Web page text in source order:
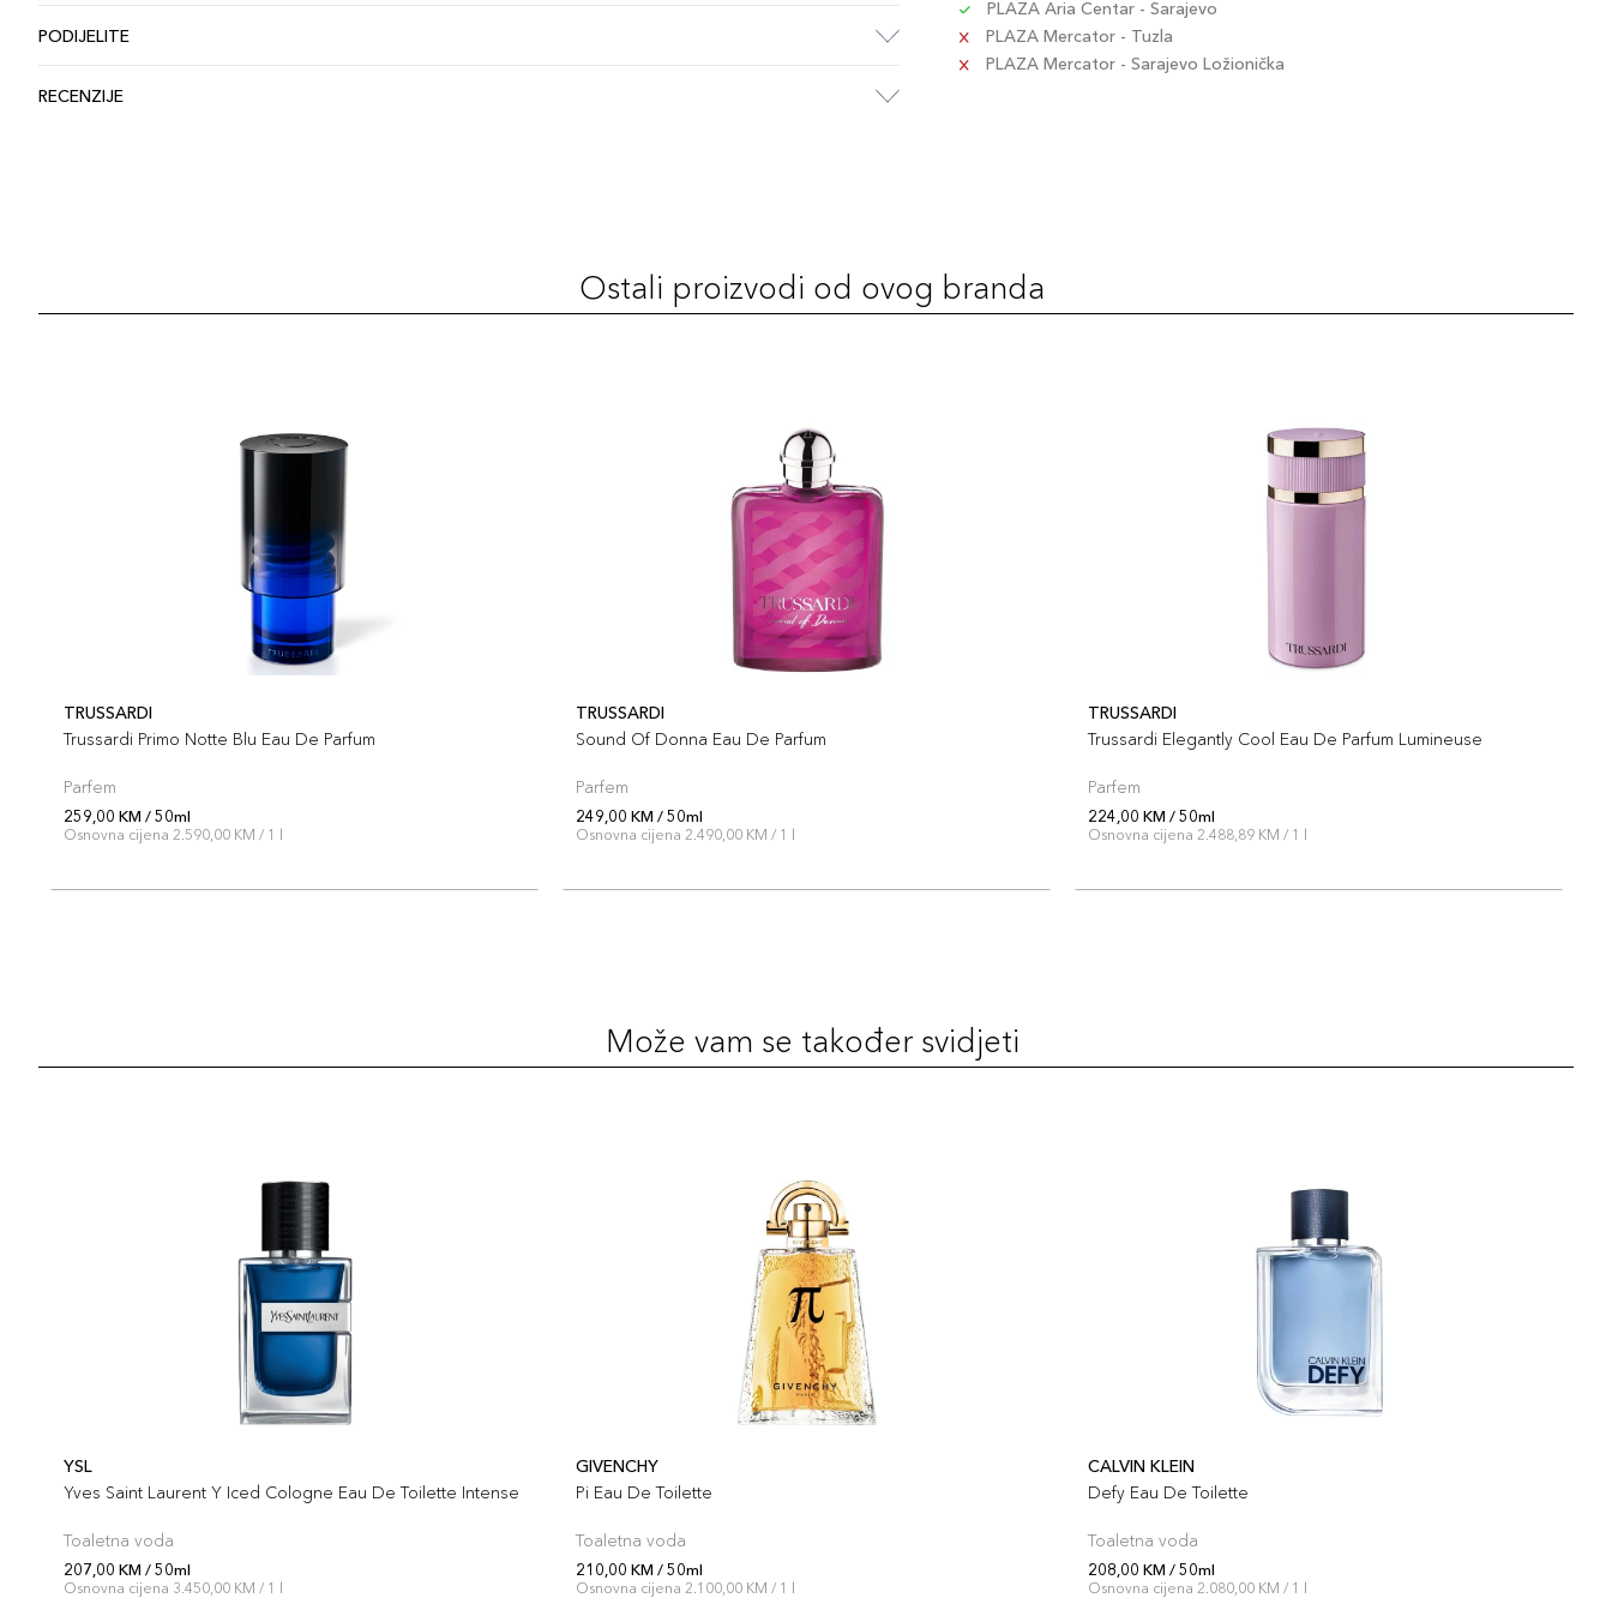
PODIJELITE
RECENZIJE
PLAZA Aria Centar - Sarajevo
PLAZA Mercator - Tuzla
PLAZA Mercator - Sarajevo Ložionička
Ostali proizvodi od ovog branda
TRUSSARDI
Trussardi Primo Notte Blu Eau De Parfum
Parfem
259,00 KM / 50ml
Osnovna cijena 2.590,00 KM / 1 l
TRUSSARDI
Sound Of Donna Eau De Parfum
Parfem
249,00 KM / 50ml
Osnovna cijena 2.490,00 KM / 1 l
TRUSSARDI
Trussardi Elegantly Cool Eau De Parfum Lumineuse
Parfem
224,00 KM / 50ml
Osnovna cijena 2.488,89 KM / 1 l
Može vam se također svidjeti
YSL
Yves Saint Laurent Y Iced Cologne Eau De Toilette Intense
Toaletna voda
207,00 KM / 50ml
Osnovna cijena 3.450,00 KM / 1 l
GIVENCHY
Pi Eau De Toilette
Toaletna voda
210,00 KM / 50ml
Osnovna cijena 2.100,00 KM / 1 l
CALVIN KLEIN
Defy Eau De Toilette
Toaletna voda
208,00 KM / 50ml
Osnovna cijena 2.080,00 KM / 1 l